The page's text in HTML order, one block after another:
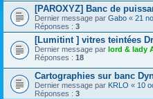
[PAROXYZ] Banc de
Dernier message par Gabo « 21
Réponses : 3
[Lumitint ] vitres teintées
Dernier message par lord & lady
Réponses : 18
Cartographies sur banc
Dernier message par KRLO « 10
Réponses : 3